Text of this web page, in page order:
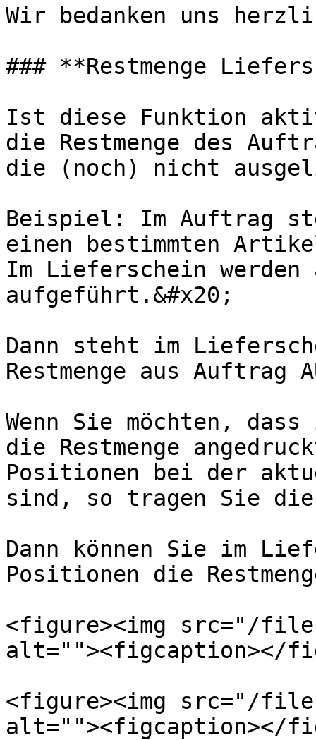
Wir bedanken uns
### **Restmenge
Ist diese Funktion
die Restmenge des
die (noch) nicht
Beispiel: Im Auftrag
einen bestimmten
Im Lieferschein werden
aufgeführt.&#x20;
Dann steht im
Restmenge aus Auftrag
Wenn Sie möchten,
die Restmenge
Positionen bei der
sind, so tragen Sie
Dann können Sie im
Positionen die
<figure><img src="/
alt=""><figcaption></
<figure><img src="/files/
alt=""><figcaption></